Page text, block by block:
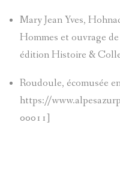
Mary Jean Yves,
Hommes et ouvrage
édition Histoire &
Roudoule, écomusée
https://
00011]